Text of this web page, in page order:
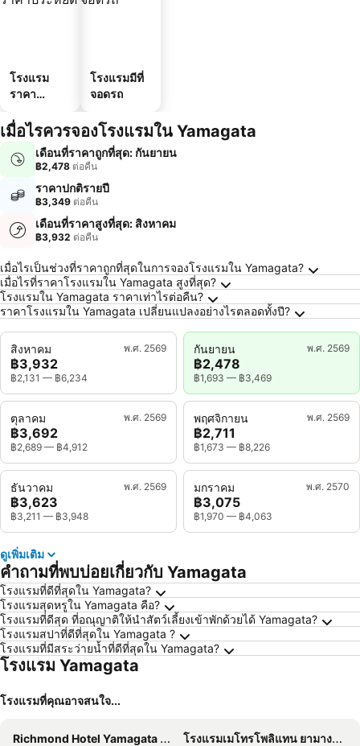
โรงแรม
ราคา
โรงแรมมีที่
จอดรถ
เมื่อไรควรจองโรงแรมใน Yamagata
เดือนที่ราคาถูกที่สุด: กันยายน
฿2,478 ต่อคืน
ราคาปกติรายปี
฿3,349 ต่อคืน
เดือนที่ราคาสูงที่สุด: สิงหาคม
฿3,932 ต่อคืน
คำถามที่พบบ่อยเกี่ยวกับ Yamagata
เมื่อไรเป็นช่วงที่ราคาถูกที่สุดในการจองโรงแรมใน Yamagata?
เมื่อไรที่ราคาโรงแรมใน Yamagata สูงที่สุด?
โรงแรมใน Yamagata ราคาเท่าไรต่อคืน?
ราคาโรงแรมใน Yamagata เปลี่ยนแปลงอย่างไรตลอดทั้งปี?
สิงหาคม พ.ศ. 2569
฿3,932
฿2,131 — ฿6,234
กันยายน พ.ศ. 2569
฿2,478
฿1,693 — ฿3,469
ตุลาคม พ.ศ. 2569
฿3,692
฿2,689 — ฿4,912
พฤศจิกายน พ.ศ. 2569
฿2,711
฿1,673 — ฿8,226
ธันวาคม พ.ศ. 2569
฿3,623
฿3,211 — ฿3,948
มกราคม พ.ศ. 2570
฿3,075
฿1,970 — ฿4,063
ดูเพิ่มเติม
คำถามที่พบบ่อยเกี่ยวกับ Yamagata
โรงแรมที่ดีที่สุดใน Yamagata?
โรงแรมสุดหรูใน Yamagata คือ?
โรงแรมที่ดีสุด ที่อณุญาติให้นำสัตว์เลี้ยงเข้าพักด้วยได้ Yamagata?
โรงแรมสปาที่ดีที่สุดใน Yamagata ?
โรงแรมที่มีสระว่ายน้ำที่ดีที่สุดใน Yamagata?
โรงแรม Yamagata
โรงแรมที่คุณอาจสนใจ...
Richmond Hotel Yamagata Ekimae
โรงแรมเมโทรโพลิแทน ยามางาตะ